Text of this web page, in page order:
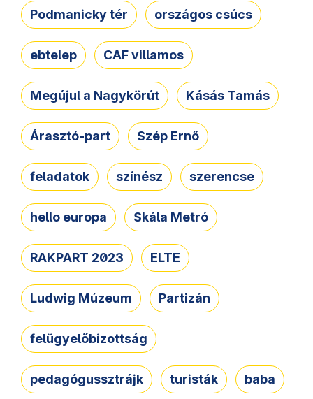
Podmanicky tér országos csúcs
ebtelep CAF villamos
Megújul a Nagykörút Kásás Tamás
Árasztó-part Szép Ernő
feladatok színész szerencse
hello europa Skála Metró
RAKPART 2023 ELTE
Ludwig Múzeum Partizán
felügyelőbizottság
pedagógussztrájk turisták baba